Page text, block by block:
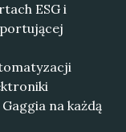
ESG i
na każdą